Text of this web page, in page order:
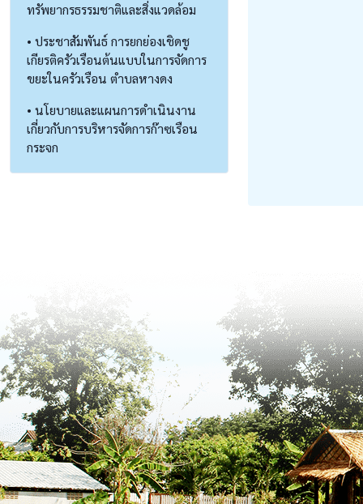
ทรัพยากรธรรมชาติและสิ่งแวดล้อม
• ประชาสัมพันธ์ การยกย่องเชิดชู
เกียรติครัวเรือนต้นแบบในการจัดการ
ขยะในครัวเรือน ตำบลหางดง
• นโยบายและแผนการดำเนินงาน
เกี่ยวกับการบริหารจัดการก๊าซเรือน
กระจก